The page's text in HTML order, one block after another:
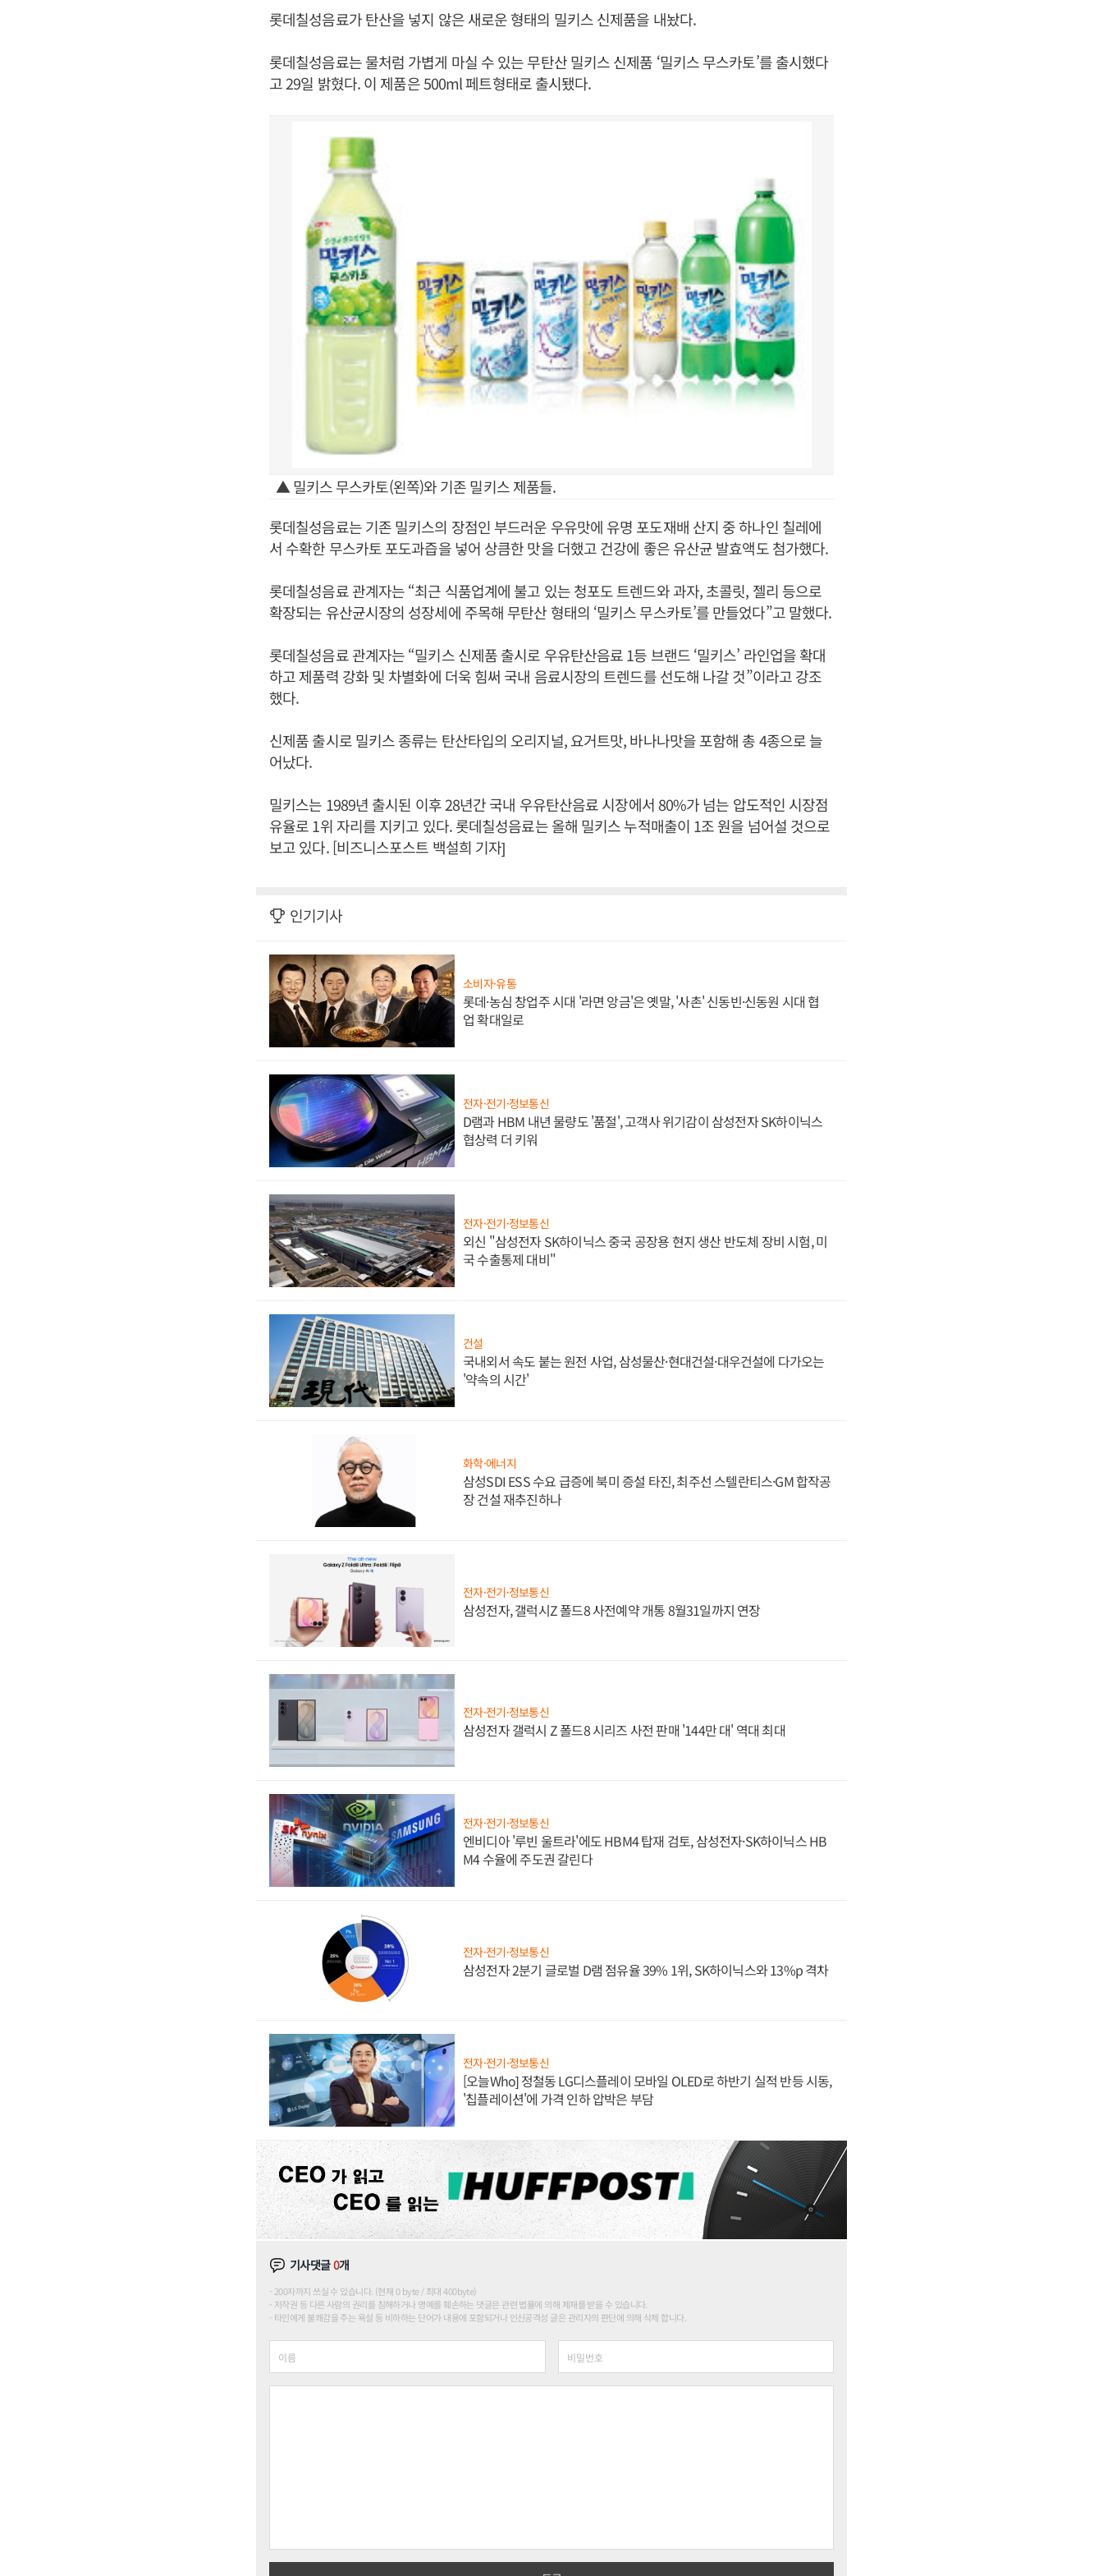
롯데칠성음료가 탄산을 넣지 않은 새로운 형태의 밀키스 신제품을 내놨다.
롯데칠성음료는 물처럼 가볍게 마실 수 있는 무탄산 밀키스 신제품 ‘밀키스 무스카토’를 출시했다
고 29일 밝혔다. 이 제품은 500ml 페트형태로 출시됐다.
▲ 밀키스 무스카토(왼쪽)와 기존 밀키스 제품들.
롯데칠성음료는 기존 밀키스의 장점인 부드러운 우유맛에 유명 포도재배 산지 중 하나인 칠레에
서 수확한 무스카토 포도과즙을 넣어 상큼한 맛을 더했고 건강에 좋은 유산균 발효액도 첨가했다.
롯데칠성음료 관계자는 “최근 식품업계에 불고 있는 청포도 트렌드와 과자, 초콜릿, 젤리 등으로
확장되는 유산균시장의 성장세에 주목해 무탄산 형태의 ‘밀키스 무스카토’를 만들었다”고 말했다.
롯데칠성음료 관계자는 “밀키스 신제품 출시로 우유탄산음료 1등 브랜드 ‘밀키스’ 라인업을 확대
하고 제품력 강화 및 차별화에 더욱 힘써 국내 음료시장의 트렌드를 선도해 나갈 것”이라고 강조
했다.
신제품 출시로 밀키스 종류는 탄산타입의 오리지널, 요거트맛, 바나나맛을 포함해 총 4종으로 늘
어났다.
밀키스는 1989년 출시된 이후 28년간 국내 우유탄산음료 시장에서 80%가 넘는 압도적인 시장점
유율로 1위 자리를 지키고 있다. 롯데칠성음료는 올해 밀키스 누적매출이 1조 원을 넘어설 것으로
보고 있다. [비즈니스포스트 백설희 기자]
인기기사
소비자·유통
롯데·농심 창업주 시대 '라면 앙금'은 옛말, '사촌' 신동빈·신동원 시대 협
업 확대일로
전자·전기·정보통신
D램과 HBM 내년 물량도 '품절', 고객사 위기감이 삼성전자 SK하이닉스
협상력 더 키워
전자·전기·정보통신
외신 "삼성전자 SK하이닉스 중국 공장용 현지 생산 반도체 장비 시험, 미
국 수출통제 대비"
건설
국내외서 속도 붙는 원전 사업, 삼성물산·현대건설·대우건설에 다가오는
'약속의 시간'
화학·에너지
삼성SDI ESS 수요 급증에 북미 증설 타진, 최주선 스텔란티스·GM 합작공
장 건설 재추진하나
전자·전기·정보통신
삼성전자, 갤럭시Z 폴드8 사전예약 개통 8월31일까지 연장
전자·전기·정보통신
삼성전자 갤럭시 Z 폴드8 시리즈 사전 판매 '144만 대' 역대 최대
전자·전기·정보통신
엔비디아 '루빈 울트라'에도 HBM4 탑재 검토, 삼성전자·SK하이닉스 HB
M4 수율에 주도권 갈린다
전자·전기·정보통신
삼성전자 2분기 글로벌 D램 점유율 39% 1위, SK하이닉스와 13%p 격차
전자·전기·정보통신
[오늘Who] 정철동 LG디스플레이 모바일 OLED로 하반기 실적 반등 시동,
'칩플레이션'에 가격 인하 압박은 부담
기사댓글0개
200자까지 쓰실 수 있습니다. (현재 0 byte / 최대 400byte)
저작권 등 다른 사람의 권리를 침해하거나 명예를 훼손하는 댓글은 관련 법률에 의해 제재를 받을 수 있습니다.
타인에게 불쾌감을 주는 욕설 등 비하하는 단어가 내용에 포함되거나 인신공격성 글은 관리자의 판단에 의해 삭제 합니다.